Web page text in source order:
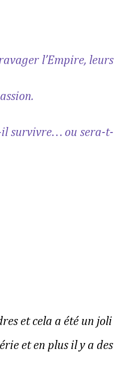
l’Empire, leurs
il survivre… ou sera-t-
et cela a été un joli
et en plus il y a des